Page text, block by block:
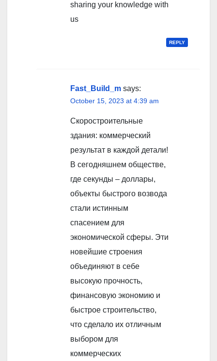
sharing your knowledge with
us
REPLY
Fast_Build_m says:
October 15, 2023 at 4:39 am
Скоростроительные
здания: коммерческий
результат в каждой детали!
В сегодняшнем обществе,
где секунды – доллары,
объекты быстрого возвода
стали истинным
спасением для
экономической сферы. Эти
новейшие строения
объединяют в себе
высокую прочность,
финансовую экономию и
быстрое строительство,
что сделало их отличным
выбором для
коммерческих